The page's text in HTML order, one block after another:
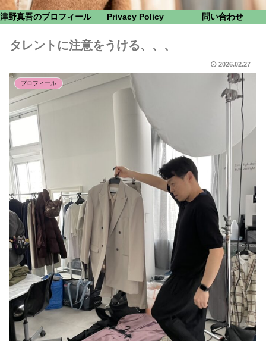
津野真吾のプロフィール Privacy Policy 問い合わせ
タレントに注意をうける、、、
2026.02.27
プロフィール